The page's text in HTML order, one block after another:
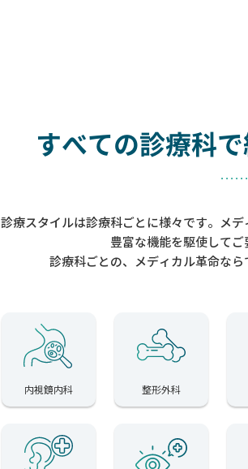
すべての診療科で
診療スタイルは診療科ごとに様々です。メ
豊富な機能を駆使してご
診療科ごとの、メディカル革命なら
内視鏡内科 整形外科